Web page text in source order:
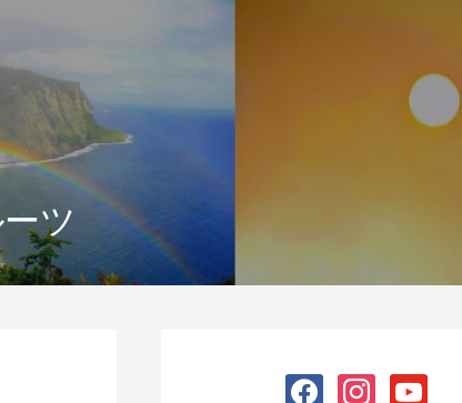
ツ
facebookinstagramyoutube